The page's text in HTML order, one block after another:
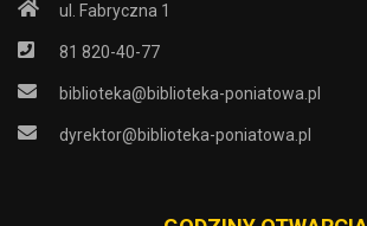
ul. Fabryczna 1
81 820-40-77
biblioteka@biblioteka-poniatowa.pl
dyrektor@biblioteka-poniatowa.pl